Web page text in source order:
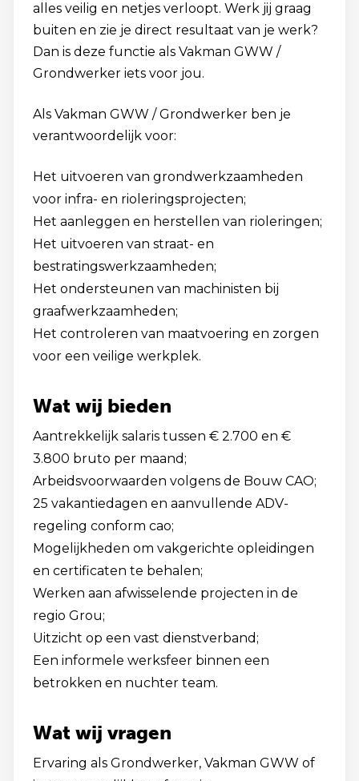
alles veilig en netjes verloopt. Werk jij graag
buiten en zie je direct resultaat van je werk?
Dan is deze functie als Vakman GWW /
Grondwerker iets voor jou.
Als Vakman GWW / Grondwerker ben je
verantwoordelijk voor:
Het uitvoeren van grondwerkzaamheden
voor infra- en rioleringsprojecten;
Het aanleggen en herstellen van rioleringen;
Het uitvoeren van straat- en
bestratingswerkzaamheden;
Het ondersteunen van machinisten bij
graafwerkzaamheden;
Het controleren van maatvoering en zorgen
voor een veilige werkplek.
Wat wij bieden
Aantrekkelijk salaris tussen € 2.700 en €
3.800 bruto per maand;
Arbeidsvoorwaarden volgens de Bouw CAO;
25 vakantiedagen en aanvullende ADV-
regeling conform cao;
Mogelijkheden om vakgerichte opleidingen
en certificaten te behalen;
Werken aan afwisselende projecten in de
regio Grou;
Uitzicht op een vast dienstverband;
Een informele werksfeer binnen een
betrokken en nuchter team.
Wat wij vragen
Ervaring als Grondwerker, Vakman GWW of